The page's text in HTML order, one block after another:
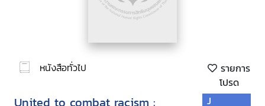
หนังสือทั่วไป
รายการ
โปรด
J